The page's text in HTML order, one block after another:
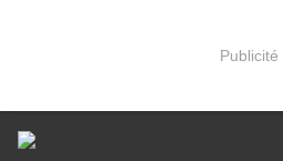
Publicité